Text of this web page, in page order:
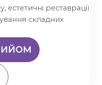
естетичні реставрації
складних